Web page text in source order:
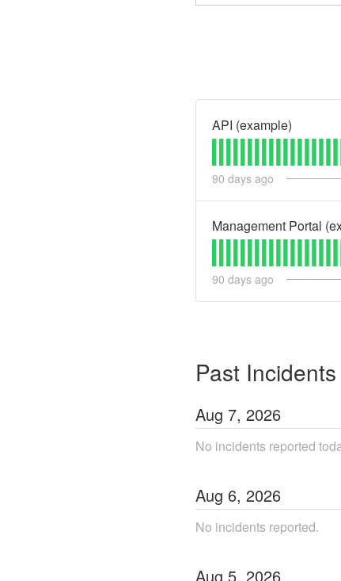
API (example)
90 days ago
Management Portal
90 days ago
Past Incidents
Aug 7, 2026
No incidents reported
Aug 6, 2026
No incidents reported.
Aug 5 2026